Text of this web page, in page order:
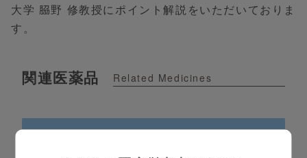
大学 𦚰野 修教授にポイント解説をいただいておりま
す。
関連医薬品 Related Medicines